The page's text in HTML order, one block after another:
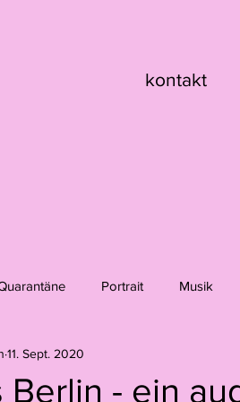
kontakt
Portrait Musik
Asche
Berlin - ein
11. Sept. 2020